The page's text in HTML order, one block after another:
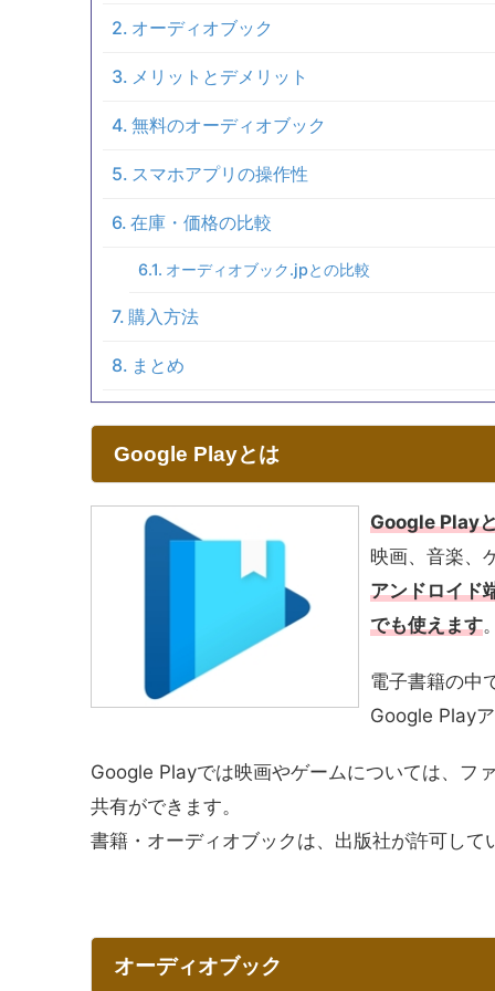
オーディオブック
メリットとデメリット
無料のオーディオブック
スマホアプリの操作性
在庫・価格の比較
オーディオブック.jpとの比較
購入方法
まとめ
Google Playとは
Google Play
映画、音楽、
アンドロイド
でも使えます
電子書籍の中
Google Play
Google Playでは映画やゲームについては、フ
共有ができます。
書籍・オーディオブックは、出版社が許可し
オーディオブック